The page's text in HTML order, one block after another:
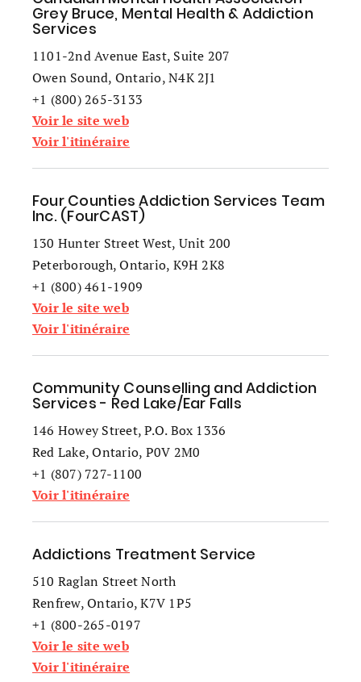
Grey Bruce, Mental Health & Addiction
Services
1101-2nd Avenue East, Suite 207
Owen Sound, Ontario, N4K 2J1
+1 (800) 265-3133
Voir le site web
Voir l'itinéraire
Four Counties Addiction Services Team
Inc. (FourCAST)
130 Hunter Street West, Unit 200
Peterborough, Ontario, K9H 2K8
+1 (800) 461-1909
Voir le site web
Voir l'itinéraire
Community Counselling and Addiction
Services - Red Lake/Ear Falls
146 Howey Street, P.O. Box 1336
Red Lake, Ontario, P0V 2M0
+1 (807) 727-1100
Voir l'itinéraire
Addictions Treatment Service
510 Raglan Street North
Renfrew, Ontario, K7V 1P5
+1 (800-265-0197
Voir le site web
Voir l'itinéraire